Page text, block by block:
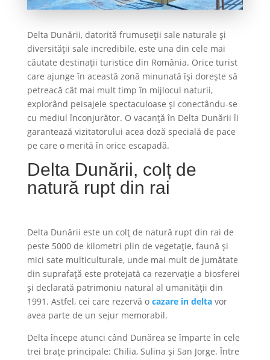
Delta Dunării, datorită frumuseții sale naturale și
diversității sale incredibile, este una din cele mai
căutate destinații turistice din România. Orice turist
care ajunge în această zonă minunată își dorește să
petreacă cât mai mult timp în mijlocul naturii,
explorând peisajele spectaculoase și conectându-se
cu mediul înconjurător. O vacanță în Delta Dunării îi
garantează vizitatorului acea doză specială de pace
pe care o merită în orice escapadă.
Delta Dunării, colț de
natură rupt din rai
Delta Dunării este un colț de natură rupt din rai de
peste 5000 de kilometri plin de vegetație, faună și
mici sate multiculturale, unde mai mult de jumătate
din suprafață este protejată ca rezervație a biosferei
și declarată patrimoniu natural al umanității din
1991. Astfel, cei care rezervă o cazare in deltavor
avea parte de un sejur memorabil.
Delta începe atunci când Dunărea se împarte în cele
trei brațe principale: Chilia, Sulina și San Jorge. Între